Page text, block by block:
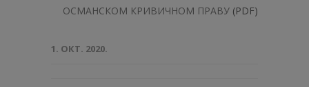
ОСМАНСКОМ КРИВИЧНОМ ПРАВУ (PDF)
1. ОКТ. 2020.